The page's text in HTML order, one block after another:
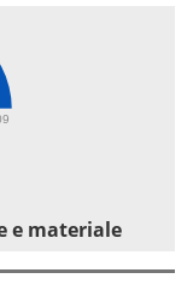
e materiale